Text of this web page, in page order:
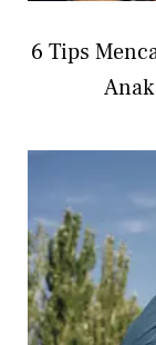
6 Tips